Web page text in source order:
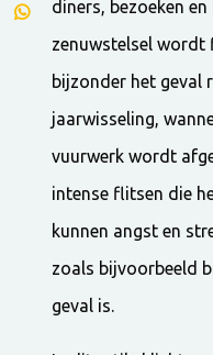
diners, bezoeken
zenuwstelsel wordt
bijzonder het geval
jaarwisseling,
vuurwerk wordt
intense flitsen die
kunnen angst en
zoals bijvoorbeeld
geval is.